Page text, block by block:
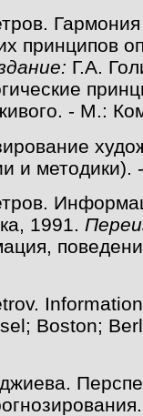
принципов
Г.А.
- М.:
и
1991.
Boston;